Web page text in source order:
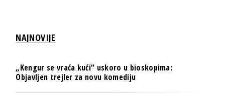
NAJNOVIJE
„Kengur se vraća kući“ uskoro u bioskopima:
Objavljen trejler za novu komediju